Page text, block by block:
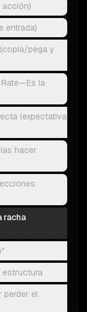
entrada)
pega y
Rate—Es la
(expectativa,
hacer
racha
estructura
perder el